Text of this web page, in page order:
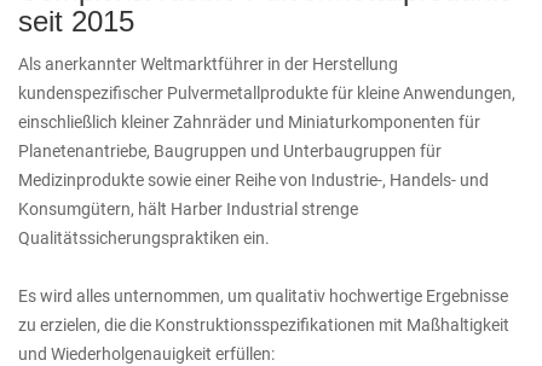
seit 2015
Als anerkannter Weltmarktführer in der Herstellung
kundenspezifischer Pulvermetallprodukte für kleine Anwendungen,
einschließlich kleiner Zahnräder und Miniaturkomponenten für
Planetenantriebe, Baugruppen und Unterbaugruppen für
Medizinprodukte sowie einer Reihe von Industrie-, Handels- und
Konsumgütern, hält Harber Industrial strenge
Qualitätssicherungspraktiken ein.
Es wird alles unternommen, um qualitativ hochwertige Ergebnisse
zu erzielen, die die Konstruktionsspezifikationen mit Maßhaltigkeit
und Wiederholgenauigkeit erfüllen: